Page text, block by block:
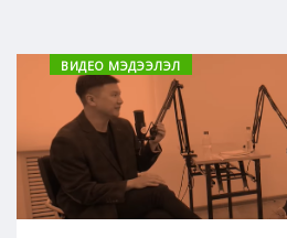
ВИДЕО МЭДЭЭЛЭЛ